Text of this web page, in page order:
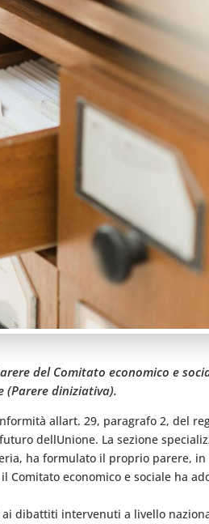
del Comitato economico e
diniziativa).
allart. 29, paragrafo 2, del
dellUnione. La sezione
ha formulato il proprio parere,
economico e sociale ha
ai dibattiti intervenuti a livello